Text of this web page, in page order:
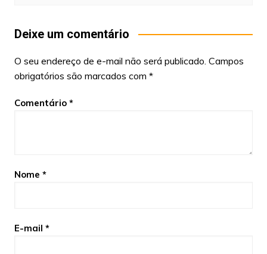
Deixe um comentário
O seu endereço de e-mail não será publicado. Campos
obrigatórios são marcados com *
Comentário *
Nome *
E-mail *